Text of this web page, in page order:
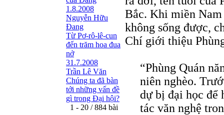
1.8.2008
Nguyễn Hữu
Đang
Từ Pơ-rô-lê-cun
đến trăm hoa đua
nở
31.7.2008
Trần Lê Văn
Chúng ta đã bàn
tới những vấn đề
gì trong Đại hội?
1 - 20 / 884 bài
Bắc. Khi miền
không sống được,
Chí giới thiệu
“Phùng Quán
niên nghèo.
dự bị đại học để
tác văn nghệ